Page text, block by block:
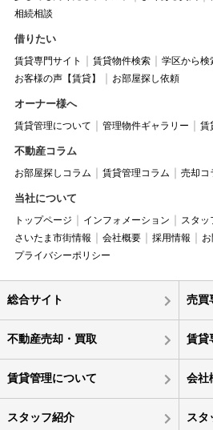
相続相談
借りたい
賃貸専門サイト 賃貸物件検索 学区から検
お客様の声【賃貸】
お部屋探し依頼
オーナー様へ
賃貸管理について 管理物件ギャラリー 賃
不動産コラム
お部屋探しコラム 賃貸管理コラム 売却コ
当社について
トップページ インフォメーション スタッ
さいたま市街情報
会社概要 採用情報
プライバシーポリシー
総合サイト 売買
不動産売却・買取 賃貸
賃貸管理について 会社
スタッフ紹介 スタ